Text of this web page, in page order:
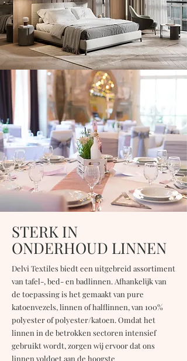
STERK IN
ONDERHOUD LINNEN
Delvi Textiles biedt een uitgebreid assortiment
van tafel-, bed- en badlinnen. Afhankelijk van
de toepassing is het gemaakt van pure
katoenvezels, linnen of halflinnen, van 100%
polyester of polyester/katoen. Omdat het
linnen in de betrokken sectoren intensief
gebruikt wordt, zorgen wij ervoor dat ons
linnen voldoet aan de hoogste